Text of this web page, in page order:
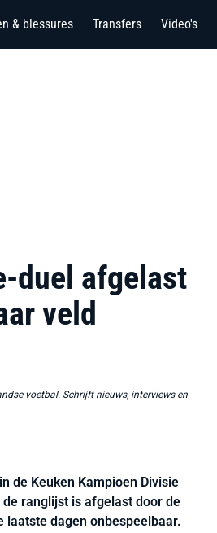
& blessures Transfers Video's
duel afgelast
veld
voetbal. Schrijft nieuws, interviews en
in de Keuken Kampioen Divisie
ranglijst is afgelast door de
laatste dagen onbespeelbaar.